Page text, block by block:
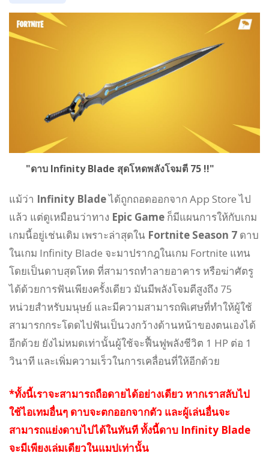
"ดาบ Infinity Blade สุดโหดพลังโจมตี 75 !!"
แม้ว่า Infinity Bladeได้ถูกถอดออกจาก App Store ไป
แล้ว แต่ดูเหมือนว่าทาง Epic Game ก็มีแผนการให้กับเกม
เกมนี้อยู่เช่นเดิม เพราะล่าสุดใน Fortnite Season 7 ดาบ
ในเกม Infinity Blade จะมาปรากฎในเกม Fortnite แทน
โดยเป็นดาบสุดโหด ที่สามารถทำลายอาคาร หรือฆ่าศัตรู
ได้ด้วยการฟันเพียงครั้งเดียว มันมีพลังโจมตีสูงถึง 75
หน่วยสำหรับมนุษย์ และมีความสามารถพิเศษที่ทำให้ผู้ใช้
สามารกกระโดดไปฟันเป็นวงกว้างด้านหน้าของตนเองได้
อีกด้วย ยังไม่หมดเท่านั้นผู้ใช้จะฟื้นฟูพลังชีวิต 1 HP ต่อ 1
วินาที และเพิ่มความเร็วในการเคลื่อนที่ให้อีกด้วย
*ทั้งนี้เราจะสามารถถือดายได้อย่างเดียว หากเราสลับไป
ใช้ไอเทมอื่นๆ ดาบจะตกออกจากตัว และผู้เล่นอื่นจะ
สามารถแย่งดาบไปได้ในทันที ทั้งนี้ดาบ Infinity Blade
จะมีเพียงเล่มเดียวในแมปเท่านั้น